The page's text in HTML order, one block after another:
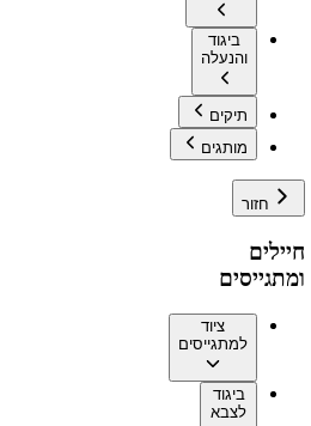
ביגוד
והנעלה
תיקים
מותגים
חזור
חיילים
ומתגייסים
ציוד
למתגייסים
ביגוד
לצבא